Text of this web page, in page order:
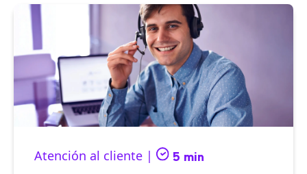
Atención al cliente | 5 min